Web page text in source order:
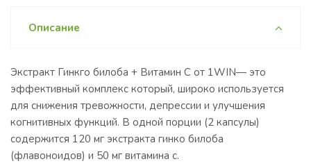
Описание
Экстракт Гинкго билоба + Витамин С от 1WIN— это
эффективный комплекс который, широко используется
для снижения тревожности, депрессии и улучшения
когнитивных функций. В одной порции (2 капсулы)
содержится 120 мг экстракта гинко билоба
(флавоноидов) и 50 мг витамина с.